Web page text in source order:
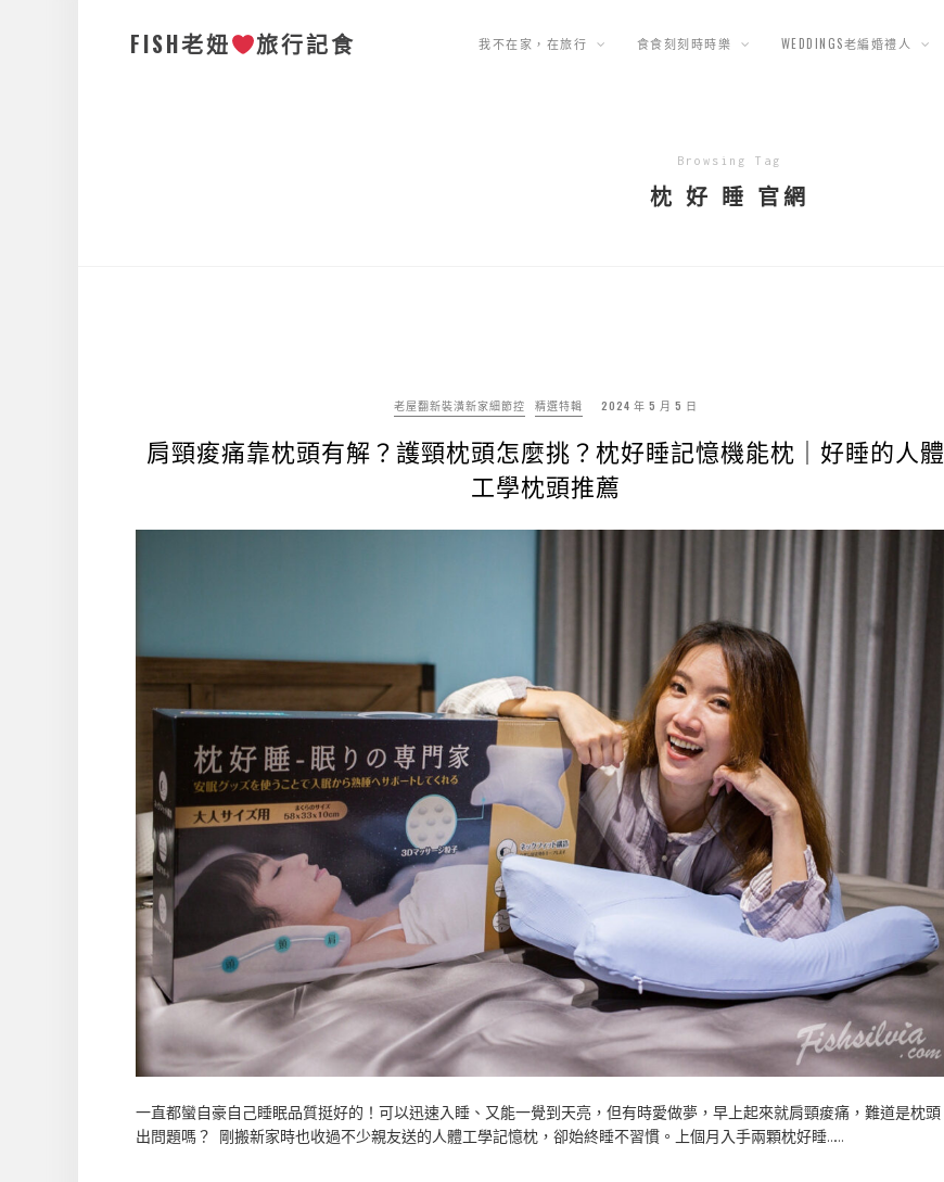
FISH老妞 旅行記食 我不在家，在旅行 食食刻刻時時樂 WEDDINGS老編婚禮人
Browsing Tag
枕 好 睡 官網
老屋翻新裝潢新家細節控 精選特輯 2024 年 5 月 5 日
肩頸痠痛靠枕頭有解？護頸枕頭怎麼挑？枕好睡記憶機能枕｜好睡的人體
工學枕頭推薦
一直都蠻自豪自己睡眠品質挺好的！可以迅速入睡、又能一覺到天亮，但有時愛做夢，早上起來就肩頸痠痛，難道是枕頭
出問題嗎？ 剛搬新家時也收過不少親友送的人體工學記憶枕，卻始終睡不習慣。上個月入手兩顆枕好睡……